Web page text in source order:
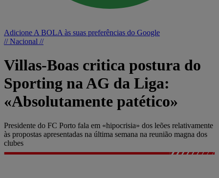
Adicione A BOLA às suas preferências do Google
// Nacional //
Villas-Boas critica postura do
Sporting na AG da Liga:
«Absolutamente patético»
Presidente do FC Porto fala em «hipocrisia» dos leões relativamente
às propostas apresentadas na última semana na reunião magna dos
clubes